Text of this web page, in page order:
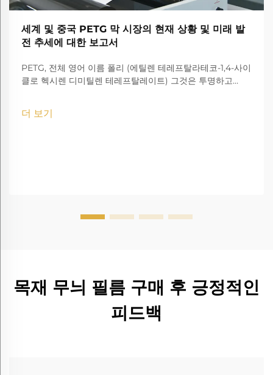
세계 및 중국 PETG 막 시장의 현재 상황 및 미래 발
전 추세에 대한 보고서
PETG, 전체 영어 이름 폴리 (에틸렌 테레프탈라테코-1,4-사이
클로 헥시렌 디미틸렌 테레프탈레이트) 그것은 투명하고
더 보기
목재 무늬 필름 구매 후 긍정적인
피드백